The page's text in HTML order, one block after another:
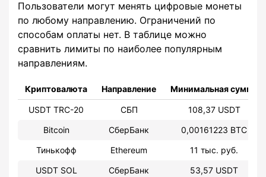
Пользователи могут менять цифровые монеты
по любому направлению. Ограничений по
способам оплаты нет. В таблице можно
сравнить лимиты по наиболее популярным
направлениям.
Криптовалюта Направление Минимальная сумма
USDT TRC-20 СБП
108,37 USDT
Bitcoin
СберБанк
0,00161223 BTC
Тинькофф
Ethereum
11 тыс. руб.
USDT SOL
СберБанк
53,57 USDT